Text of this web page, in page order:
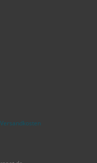
Versandkosten